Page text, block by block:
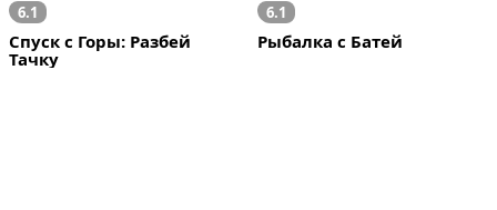
6.1
Спуск с Горы: Разбей
Тачку
6.1
Рыбалка с Батей